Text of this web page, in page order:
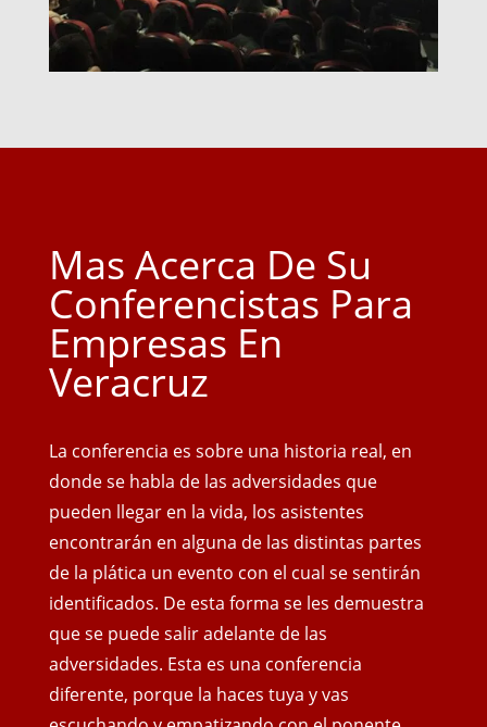
Mas Acerca De Su
Conferencistas Para
Empresas En
Veracruz
La conferencia es sobre una historia real, en
donde se habla de las adversidades que
pueden llegar en la vida, los asistentes
encontrarán en alguna de las distintas partes
de la plática un evento con el cual se sentirán
identificados. De esta forma se les demuestra
que se puede salir adelante de las
adversidades. Esta es una conferencia
diferente, porque la haces tuya y vas